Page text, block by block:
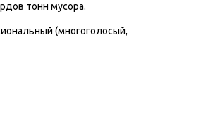
тонн мусора.
(многоголосый,